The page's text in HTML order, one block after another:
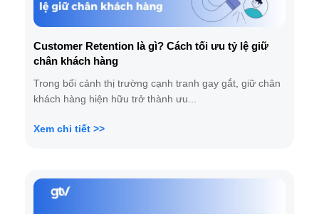
Customer Retention là gì? Cách tối ưu tỷ lệ giữ
chân khách hàng
Trong bối cảnh thị trường cạnh tranh gay gắt, giữ chân
khách hàng hiện hữu trở thành ưu...
Xem chi tiết >>